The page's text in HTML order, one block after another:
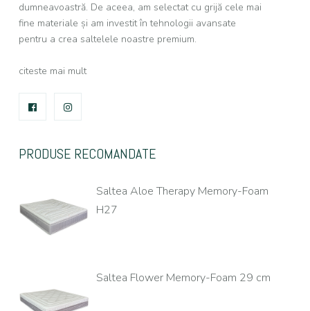
dumneavoastră. De aceea, am selectat cu grijă cele mai
fine materiale și am investit în tehnologii avansate
pentru a crea saltelele noastre premium.
citeste mai mult
FACEBOOK
PRODUSE RECOMANDATE
Saltea Aloe Therapy Memory-Foam
H27
Saltea Flower Memory-Foam 29 cm